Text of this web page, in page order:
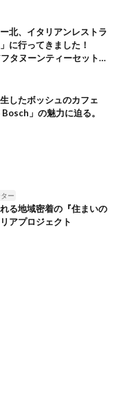
ー北、イタリアンレストラ
に行ってきました！
タヌーンティーセット追
したボッシュのカフェ
」の魅力に迫る。
ー
る地域密着の『住まいの
アプロジェクト